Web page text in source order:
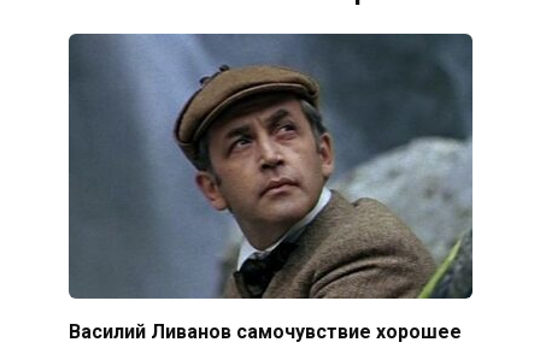
Василий Ливанов самочувствие хорошее